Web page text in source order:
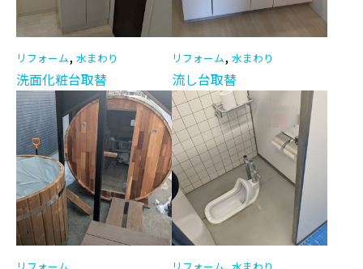
リフォーム, 水まわり
洗面化粧台取替
リフォーム, 水まわり
流し台取替
リフォーム リフォーム, 水まわり